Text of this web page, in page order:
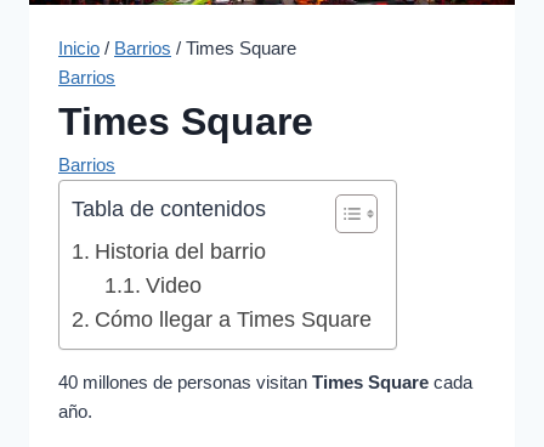
Inicio / Barrios / Times Square
Barrios
Times Square
Barrios
Tabla de contenidos
Historia del barrio
Video
Cómo llegar a Times Square
40 millones de personas visitan Times Square cada
año.